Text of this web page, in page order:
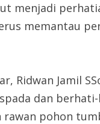
menjadi
memantau
Ridwan Jamil
dan
pohon